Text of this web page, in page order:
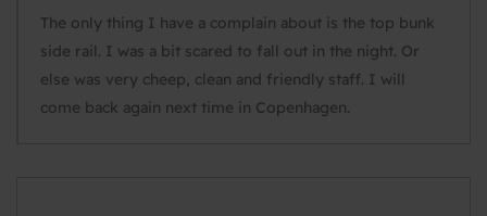
The only thing I have a complain about is the top bunk
side rail. I was a bit scared to fall out in the night. Or
else was very cheep, clean and friendly staff. I will
come back again next time in Copenhagen.